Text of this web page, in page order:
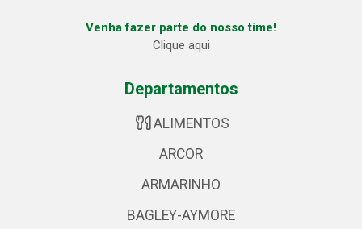
Venha fazer parte do nosso time!
Clique aqui
Departamentos
ALIMENTOS
ARCOR
ARMARINHO
BAGLEY-AYMORE